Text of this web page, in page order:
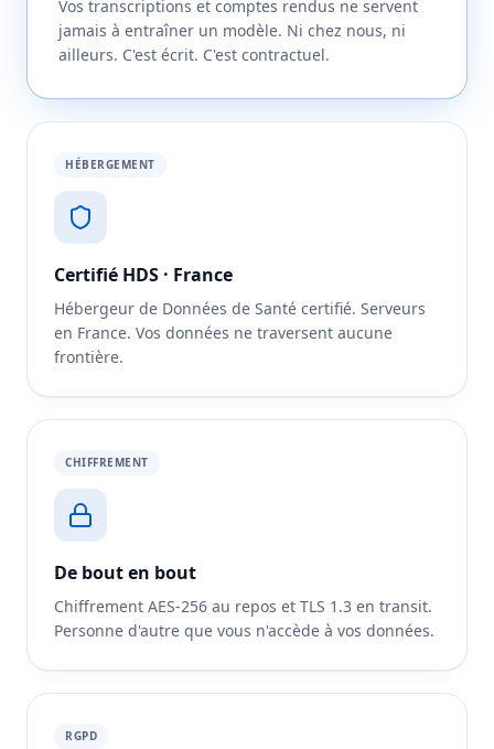
Vos transcriptions et comptes rendus ne servent
jamais à entraîner un modèle. Ni chez nous, ni
ailleurs. C'est écrit. C'est contractuel.
HÉBERGEMENT
Certifié HDS · France
Hébergeur de Données de Santé certifié. Serveurs
en France. Vos données ne traversent aucune
frontière.
CHIFFREMENT
De bout en bout
Chiffrement AES-256 au repos et TLS 1.3 en transit.
Personne d'autre que vous n'accède à vos données.
RGPD